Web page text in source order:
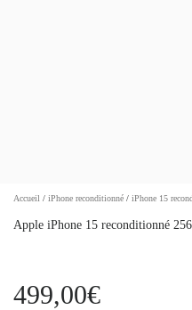
Accueil / iPhone reconditionné / iPhone 15
Apple iPhone 15 reconditionné
499,00€